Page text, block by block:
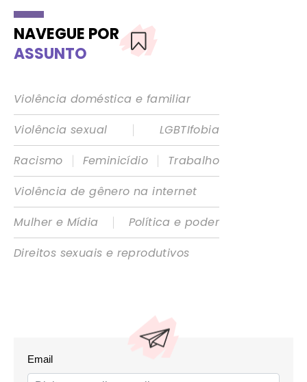
NAVEGUE POR
ASSUNTO
Violência doméstica e familiar
Violência sexual
|
LGBTIfobia
Racismo
| Feminicídio |
Trabalho
Violência de gênero na internet
Mulher e Mídia
|
Política e poder
Direitos sexuais e reprodutivos